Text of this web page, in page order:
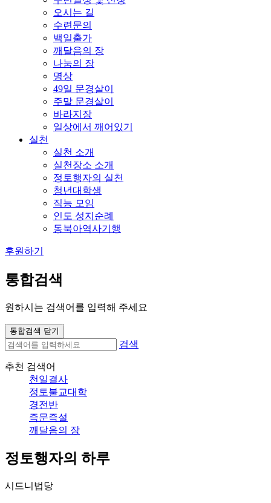
오시는 길
수련문의
백일출가
깨달음의 장
나눔의 장
명상
49일 문경살이
주말 문경살이
바라지장
일상에서 깨어있기
실천
실천 소개
실천장소 소개
정토행자의 실천
청년대학생
직능 모임
인도 성지순례
동북아역사기행
후원하기
통합검색
원하시는 검색어를 입력해 주세요
통합검색 닫기
검색
추천 검색어
천일결사
정토불교대학
경전반
즉문즉설
깨달음의 장
정토행자의 하루
시드니법당